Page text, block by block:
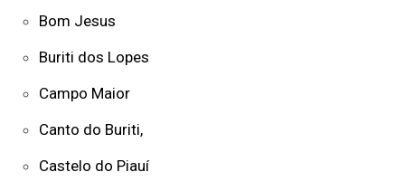
Bom Jesus
Buriti dos Lopes
Campo Maior
Canto do Buriti,
Castelo do Piauí